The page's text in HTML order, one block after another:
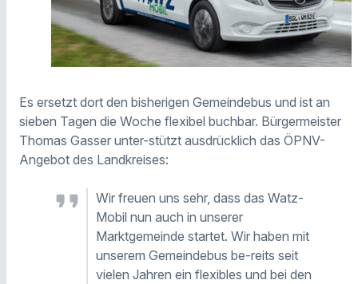
Es ersetzt dort den bisherigen Gemeindebus und ist an
sieben Tagen die Woche flexibel buchbar. Bürgermeister
Thomas Gasser unter-stützt ausdrücklich das ÖPNV-
Angebot des Landkreises:
Wir freuen uns sehr, dass das Watz-
Mobil nun auch in unserer
Marktgemeinde startet. Wir haben mit
unserem Gemeindebus be-reits seit
vielen Jahren ein flexibles und bei den